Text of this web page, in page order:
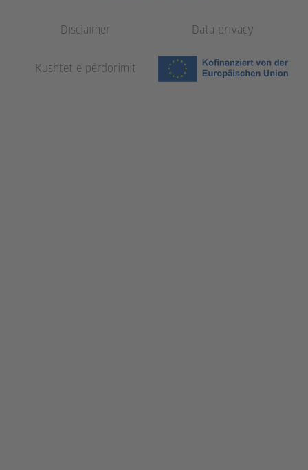
Disclaimer Data privacy
Kushtet e përdorimit